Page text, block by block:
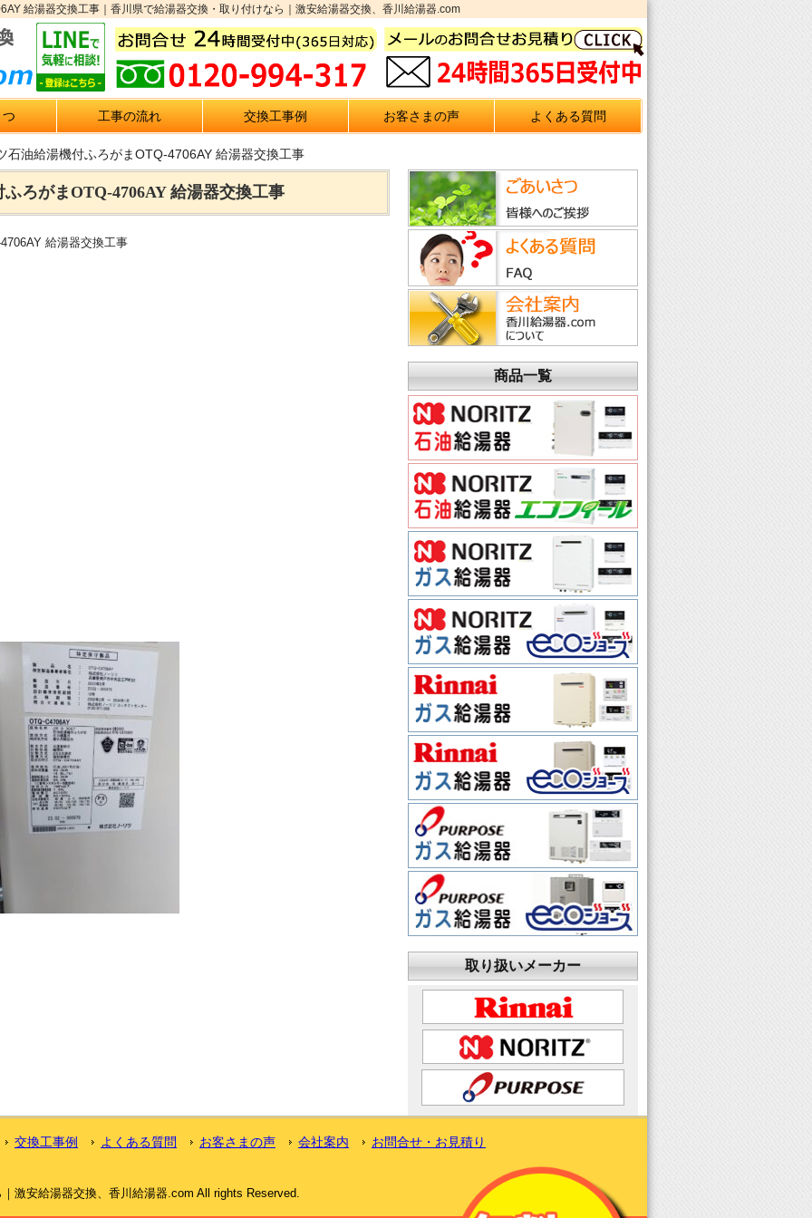
給湯器交換工事｜香川県で給湯器交換・取り付けなら｜激安給湯器交換、香川給湯器.com
工事の流れ 交換工事例 お客さまの声 よくある質問
石油給湯機付ふろがまOTQ-4706AY 給湯器交換工事
ろがまOTQ-4706AY 給湯器交換工事
給湯器交換工事
商品一覧
取り扱いメーカー
交換工事例 よくある質問 お客さまの声 会社案内 お問合せ・お見積り
激安給湯器交換、香川給湯器.com All rights Reserved.